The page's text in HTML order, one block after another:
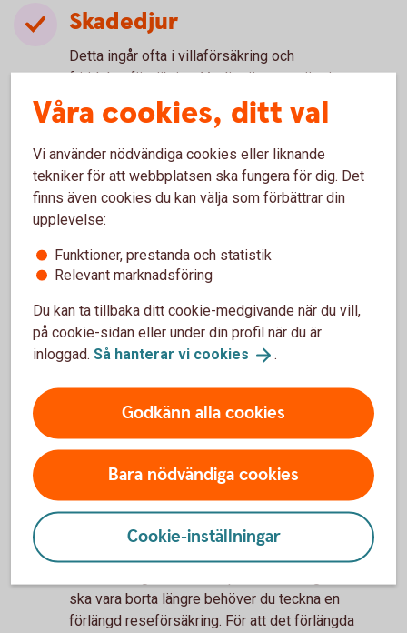
Skadedjur
Detta ingår ofta i villaförsäkring och
fritidshusförsäkring. Vanligt är att ersättning ges
till bekämpning av skadedjur, men däremot inte
alltid till eventuella skador som de orsakat. Kolla
Hussvamp
Villkoren för ersättning varierar mycket mellan
olika försäkringar. Kolla upp vad som gäller för din
specifika försäkring.
Byggnad och tomtmark
Ger ersättning för stöld och skadegörelse på
byggnad och tomtmark. Se upp med avdrag för
ålder.
Reseförsäkring
Täcker vanligtvis avbeställning av resa eller
kostnader på resan vid akut sjukdom och
olycksfall. Dessutom ersätts försening av resenär
eller bagage till resmålet men här gäller alltid en
viss karenstid. Det finns undantag gällande
graviditet samt sjukdom före resan.
ska vara borta längre behöver du teckna en
förlängd reseförsäkring. För att det förlängda
Våra cookies, ditt val
Vi använder nödvändiga cookies eller liknande
tekniker för att webbplatsen ska fungera för dig. Det
finns även cookies du kan välja som förbättrar din
upplevelse:
Funktioner, prestanda och statistik
Relevant marknadsföring
Du kan ta tillbaka ditt cookie-medgivande när du vill,
på cookie-sidan eller under din profil när du är
inloggad. Så hanterar vi cookies .
Godkänn alla cookies
Bara nödvändiga cookies
Cookie-inställningar